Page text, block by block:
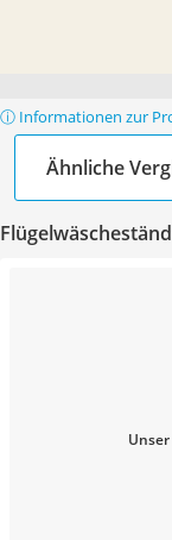
ⓘ Informationen zur
Ähnliche